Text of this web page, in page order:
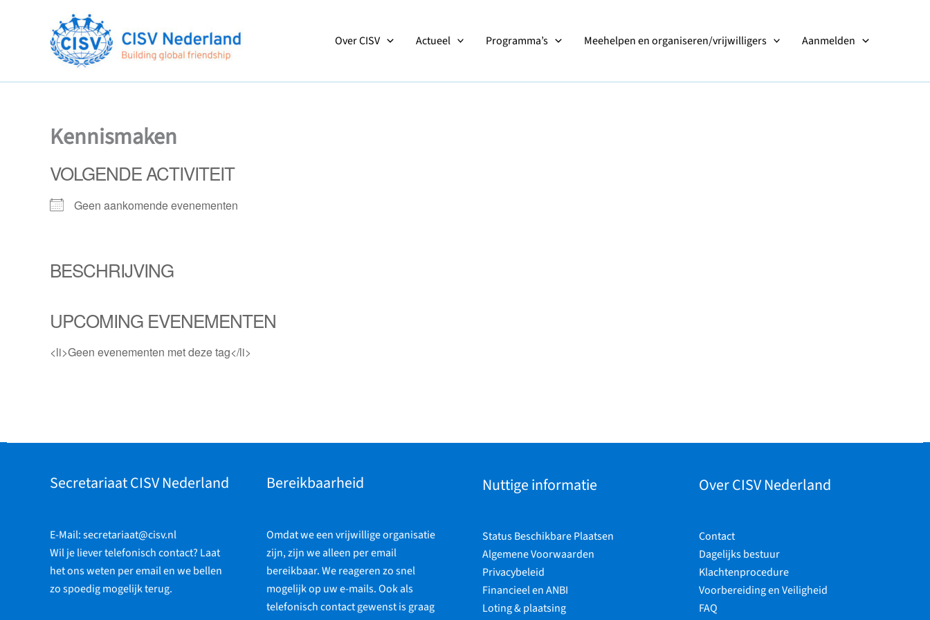
Over CISV Actueel Programma’s Meehelpen en organiseren/vrijwilligers Aanmelden
Kennismaken
VOLGENDE ACTIVITEIT
Geen aankomende evenementen
BESCHRIJVING
UPCOMING EVENEMENTEN
<li>Geen evenementen met deze tag</li>
Secretariaat CISV Nederland
E-Mail:secretariaat@cisv.nl
Wil je liever telefonisch contact? Laat
het ons weten per email en we bellen
zo spoedig mogelijk terug.
Bereikbaarheid
Omdat we een vrijwillige organisatie
zijn, zijn we alleen per email
bereikbaar. We reageren zo snel
mogelijk op uw e-mails. Ook als
telefonisch contact gewenst is graag
Nuttige informatie
Status Beschikbare Plaatsen
Algemene Voorwaarden
Privacybeleid
Financieel en ANBI
Loting & plaatsing
Over CISV Nederland
Contact
Dagelijks bestuur
Klachtenprocedure
Voorbereiding en Veiligheid
FAQ